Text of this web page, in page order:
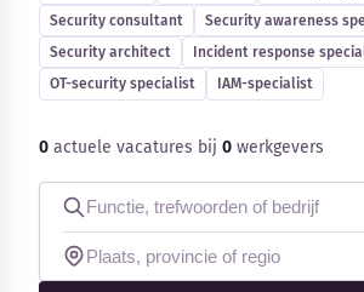
Blog
Bedrijfsupdates
Externe bronnen
Woordenboek
Auteurs
Security consultant
Security awareness
Security architect
Incident response
OT-security specialist
IAM-specialist
0 actuele vacatures bij 0 werkgevers